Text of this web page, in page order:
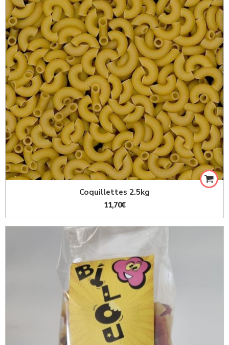
Coquillettes 2.5kg
11,70€